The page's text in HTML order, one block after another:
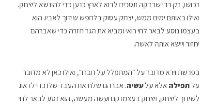
רכושו, רק כדי שרבקה תסכים לבוא לארץ כנען כדי להינשא ליצחק.
ואילו באותם ימים ממש, יצחק עסוק בלחפש שידוך לאביו. הוא
בעצמו נוסע לבאר לחי רואי ומביא את הגר חזרה כדי שאברהם
יחזור ויישא אותה לאשה.
בפרשת וירא מדובר על ״המתפלל על חברו״, ואילו כאן לא מדובר
עלתפילה אלא עלעשיה. אברהם שלח את העבד שלו כדי לדאוג
לשידוך ליצחק, ויצחק בעצמו קם ועשה מעשה, הוא נסע לבאר לחי